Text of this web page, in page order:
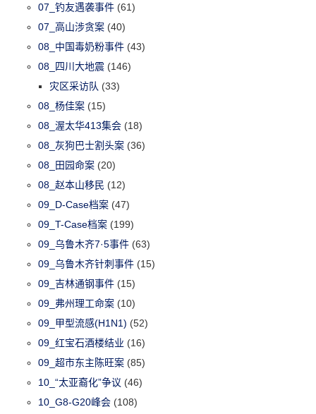
07_钓友遇袭事件 (61)
07_高山涉贪案 (40)
08_中国毒奶粉事件 (43)
08_四川大地震 (146)
灾区采访队 (33)
08_杨佳案 (15)
08_渥太华413集会 (18)
08_灰狗巴士割头案 (36)
08_田园命案 (20)
08_赵本山移民 (12)
09_D-Case档案 (47)
09_T-Case档案 (199)
09_乌鲁木齐7·5事件 (63)
09_乌鲁木齐针刺事件 (15)
09_吉林通钢事件 (15)
09_弗州理工命案 (10)
09_甲型流感(H1N1) (52)
09_红宝石酒楼结业 (16)
09_超市东主陈旺案 (85)
10_“太亚裔化”争议 (46)
10_G8-G20峰会 (108)